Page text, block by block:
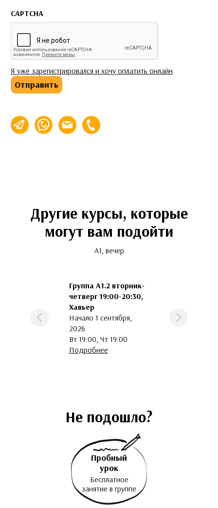
CAPTCHA
Я уже зарегистрировался и хочу оплатить онлайн
Отправить
info@espalabra.ru
+7 (495) 920-32-76
Другие курсы, которые
могут вам подойти
A1, вечер
Группа A1.2 вторник-
четверг 19:00-20:30,
Хавьер
Начало 1 сентября,
2026
Вт 19:00, Чт 19:00
Подробнее
Предыдущая Следующая
Не подошло?
Пробный
урок
Бесплатное
занятие в группе